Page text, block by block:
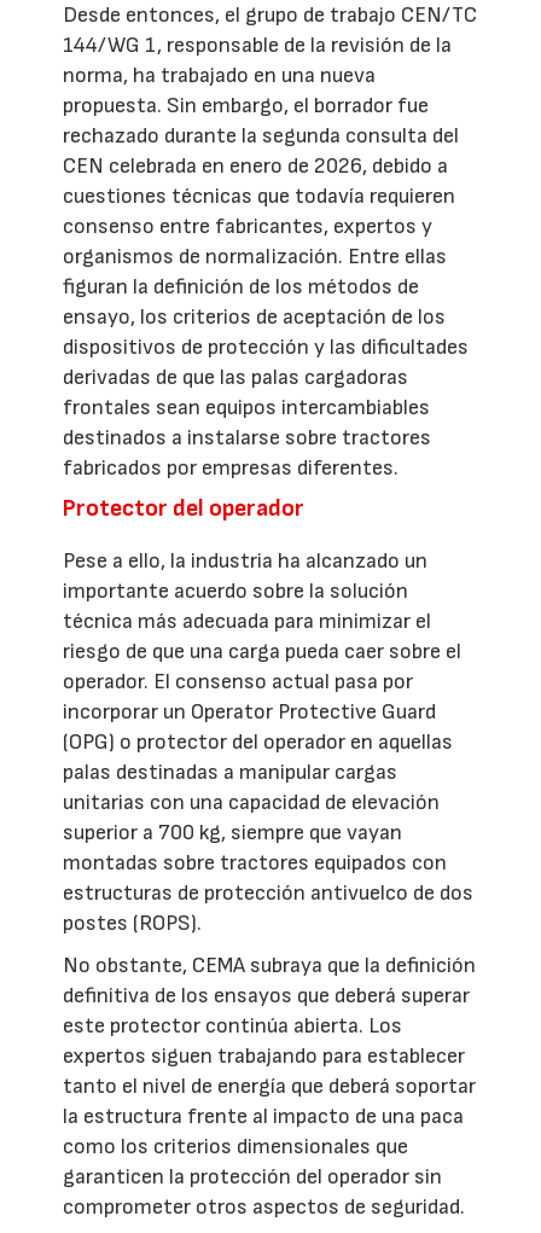
Desde entonces, el grupo de trabajo CEN/TC
144/WG 1, responsable de la revisión de la
norma, ha trabajado en una nueva
propuesta. Sin embargo, el borrador fue
rechazado durante la segunda consulta del
CEN celebrada en enero de 2026, debido a
cuestiones técnicas que todavía requieren
consenso entre fabricantes, expertos y
organismos de normalización. Entre ellas
figuran la definición de los métodos de
ensayo, los criterios de aceptación de los
dispositivos de protección y las dificultades
derivadas de que las palas cargadoras
frontales sean equipos intercambiables
destinados a instalarse sobre tractores
fabricados por empresas diferentes.
Protector del operador
Pese a ello, la industria ha alcanzado un
importante acuerdo sobre la solución
técnica más adecuada para minimizar el
riesgo de que una carga pueda caer sobre el
operador. El consenso actual pasa por
incorporar un Operator Protective Guard
(OPG) o protector del operador en aquellas
palas destinadas a manipular cargas
unitarias con una capacidad de elevación
superior a 700 kg, siempre que vayan
montadas sobre tractores equipados con
estructuras de protección antivuelco de dos
postes (ROPS).
No obstante, CEMA subraya que la definición
definitiva de los ensayos que deberá superar
este protector continúa abierta. Los
expertos siguen trabajando para establecer
tanto el nivel de energía que deberá soportar
la estructura frente al impacto de una paca
como los criterios dimensionales que
garanticen la protección del operador sin
comprometer otros aspectos de seguridad.